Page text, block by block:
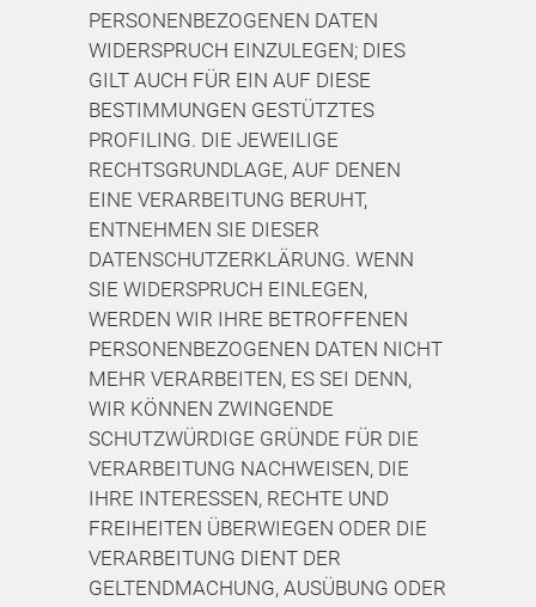
PERSONENBEZOGENEN DATEN
WIDERSPRUCH EINZULEGEN; DIES
GILT AUCH FÜR EIN AUF DIESE
BESTIMMUNGEN GESTÜTZTES
PROFILING. DIE JEWEILIGE
RECHTSGRUNDLAGE, AUF DENEN
EINE VERARBEITUNG BERUHT,
ENTNEHMEN SIE DIESER
DATENSCHUTZERKLÄRUNG. WENN
SIE WIDERSPRUCH EINLEGEN,
WERDEN WIR IHRE BETROFFENEN
PERSONENBEZOGENEN DATEN NICHT
MEHR VERARBEITEN, ES SEI DENN,
WIR KÖNNEN ZWINGENDE
SCHUTZWÜRDIGE GRÜNDE FÜR DIE
VERARBEITUNG NACHWEISEN, DIE
IHRE INTERESSEN, RECHTE UND
FREIHEITEN ÜBERWIEGEN ODER DIE
VERARBEITUNG DIENT DER
GELTENDMACHUNG, AUSÜBUNG ODER